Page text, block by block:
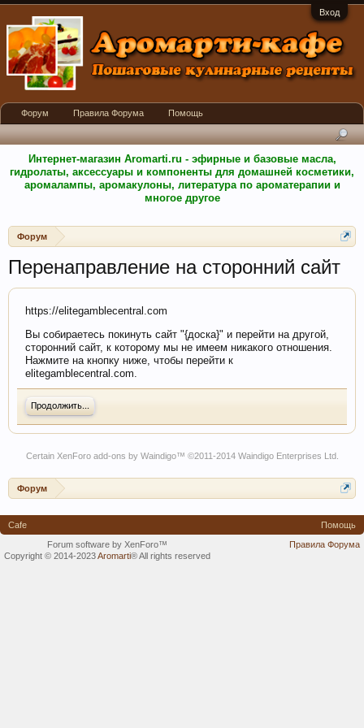
Вход
Интернет-магазин Aromarti.ru - эфирные и базовые масла,
гидролаты, аксессуары и компоненты для домашней косметики,
аромалампы, аромакулоны, литература по ароматерапии и
многое другое
Форум
Перенаправление на сторонний сайт
https://elitegamblecentral.com
Вы собираетесь покинуть сайт "{доска}" и перейти на другой,
сторонний сайт, к которому мы не имеем никакого отношения.
Нажмите на кнопку ниже, чтобы перейти к
elitegamblecentral.com.
Продолжить...
Certain XenForo add-ons by Waindigo™ ©2011-2014 Waindigo Enterprises Ltd.
Форум
Форум Правила Форума Помощь
Cafe
Помощь
Правила Форума
Forum software by XenForo™
Copyright © 2014-2023Aromarti®All rights reserved